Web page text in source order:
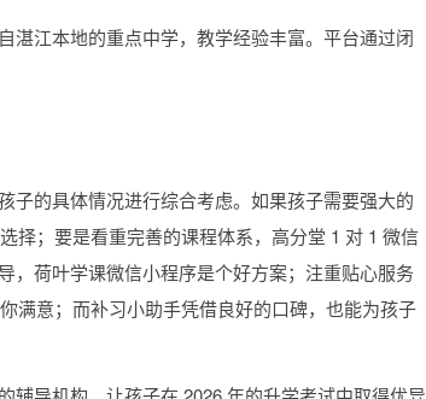
湛江本地的重点中学，教学经验丰富。平台通过闭
子的具体情况进行综合考虑。如果孩子需要强大的
择；要是看重完善的课程体系，高分堂 1 对 1 微信
，荷叶学课微信小程序是个好方案；注重贴心服务
满意；而补习小助手凭借良好的口碑，也能为孩子